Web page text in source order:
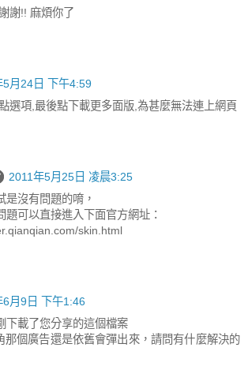
謝!! 麻煩你了
5月24日 下午4:59
選項,最後點下載更多面版,為甚麼無法連上網頁
2011年5月25日 凌晨3:25
是沒有問題的唷，
題可以直接進入下面官方網址：
skin.html
6月9日 下午1:46
下載了您分享的這個檔案
那個廣告還是依舊會彈出來，請問有什麼解決的